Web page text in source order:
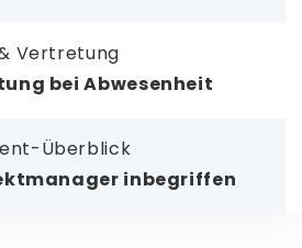
Vertretung
bei Abwesenheit
Überblick
inbegriffen